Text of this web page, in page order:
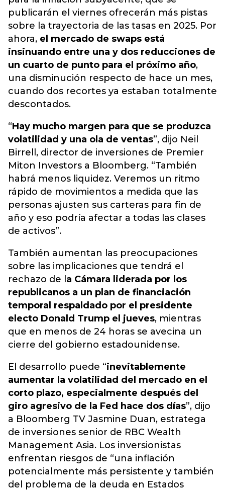
publicarán el viernes ofrecerán más pistas
sobre la trayectoria de las tasas en 2025. Por
ahora, el mercado de swaps está
insinuando entre una y dos reducciones de
un cuarto de punto para el próximo año,
una disminución respecto de hace un mes,
cuando dos recortes ya estaban totalmente
descontados.
“Hay mucho margen para que se produzca
volatilidad y una ola de ventas”, dijo Neil
Birrell, director de inversiones de Premier
Miton Investors a Bloomberg. “También
habrá menos liquidez. Veremos un ritmo
rápido de movimientos a medida que las
personas ajusten sus carteras para fin de
año y eso podría afectar a todas las clases
de activos”.
También aumentan las preocupaciones
sobre las implicaciones que tendrá el
rechazo de la Cámara liderada por los
republicanos a un plan de financiación
temporal respaldado por el presidente
electo Donald Trump el jueves, mientras
que en menos de 24 horas se avecina un
cierre del gobierno estadounidense.
El desarrollo puede “inevitablemente
aumentar la volatilidad del mercado en el
corto plazo, especialmente después del
giro agresivo de la Fed hace dos días”, dijo
a Bloomberg TV Jasmine Duan, estratega
de inversiones senior de RBC Wealth
Management Asia. Los inversionistas
enfrentan riesgos de “una inflación
potencialmente más persistente y también
del problema de la deuda en Estados